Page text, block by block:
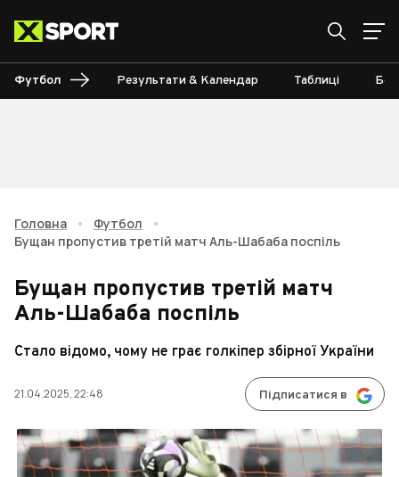
Футбол Результати & Календар Таблиці
Головна • Футбол
•
Бущан пропустив третій матч Аль-Шабаба поспіль
Бущан пропустив третій матч
Аль-Шабаба поспіль
Стало відомо, чому не грає голкіпер збірної України
21.04.2025, 22:48 Підписатися в